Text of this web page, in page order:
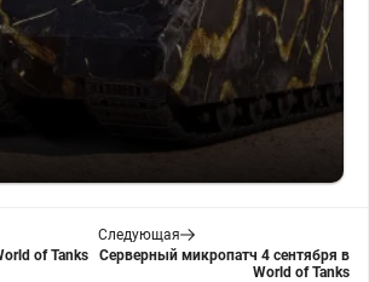
of Tanks
Следующая
Серверный микропатч 4 сентября в
World of Tanks